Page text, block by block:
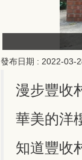
發布日期 : 2022-03-
漫步豐收
華美的洋
知道豐收